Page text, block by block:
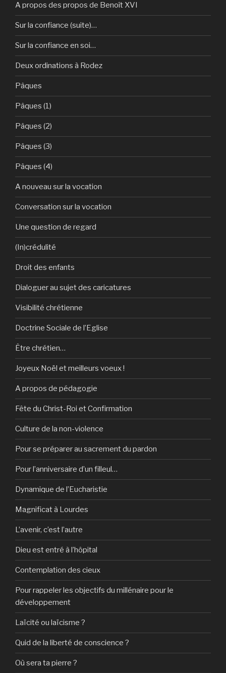
A propos des propos de Benoît XVI
Sur la confiance (suite)…
Sur la confiance en soi…
Deux ordinations à Rodez
Pâques
Pâques (1)
Pâques (2)
Pâques (3)
Pâques (4)
A nouveau sur la vocation
Conversation sur la vocation
Une question de regard
(In)crédulité
Droit des enfants
Dialoguer au sujet des caricatures
Visibilité chrétienne
Doctrine Sociale de l’Eglise
Être chrétien…
Joyeux Noël et meilleurs voeux !
A propos de pédagogie
Fête du Christ-Roi et Confirmation
Culture de la non-violence
Pour se préparer au sacrement du pardon
Pour l’anniversaire d’un filleul…
Dynamique de l’Eucharistie
Magnificat à Lourdes
L’avenir, c’est l’autre
Dieu est entré à l’hôpital
Contemplation des cieux
Pour rappeler les objectifs du millénaire pour le
développement
Laïcité ou laïcisme ?
Quid de la liberté de conscience ?
Où sera ta pierre ?